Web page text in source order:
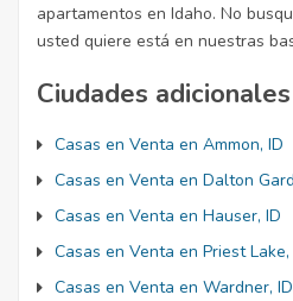
apartamentos en Idaho. No
usted quiere está en nuestras
Ciudades
Casas en Venta en Ammon, ID
Casas en Venta en Dalton
Casas en Venta en Hauser, ID
Casas en Venta en Priest Lake,
Casas en Venta en Wardner, ID